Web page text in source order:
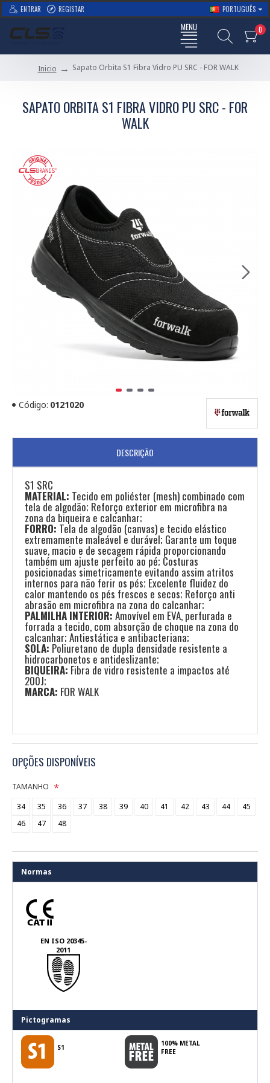
ENTRAR REGISTAR PORTUGUÊS
0
Inicio Sapato Orbita S1 Fibra Vidro PU SRC - FOR WALK
SAPATO ORBITA S1 FIBRA VIDRO PU SRC - FOR
WALK
Código: 0121020
DESCRIÇÃO
S1 SRC
MATERIAL: Tecido em poliéster (mesh) combinado com
tela de algodão; Reforço exterior em microfibra na
zona da biqueira e calcanhar;
FORRO: Tela de algodão (canvas) e tecido elástico
extremamente maleável e durável; Garante um toque
suave, macio e de secagem rápida proporcionando
também um ajuste perfeito ao pé; Costuras
posicionadas simetricamente evitando assim atritos
internos para não ferir os pés; Excelente fluidez do
calor mantendo os pés frescos e secos; Reforço anti
abrasão em microfibra na zona do calcanhar;
PALMILHA INTERIOR: Amovível em EVA, perfurada e
forrada a tecido, com absorção de choque na zona do
calcanhar; Antiestática e antibacteriana;
SOLA: Poliuretano de dupla densidade resistente a
hidrocarbonetos e antideslizante;
BIQUEIRA: Fibra de vidro resistente a impactos até
200J;
MARCA: FOR WALK
OPÇÕES DISPONÍVEIS
TAMANHO
34
35 36 37 38 39 40 41 42 43 44
45
46
47 48
Normas
EN ISO 20345-
2011
Pictogramas
S1
100% METAL
FREE